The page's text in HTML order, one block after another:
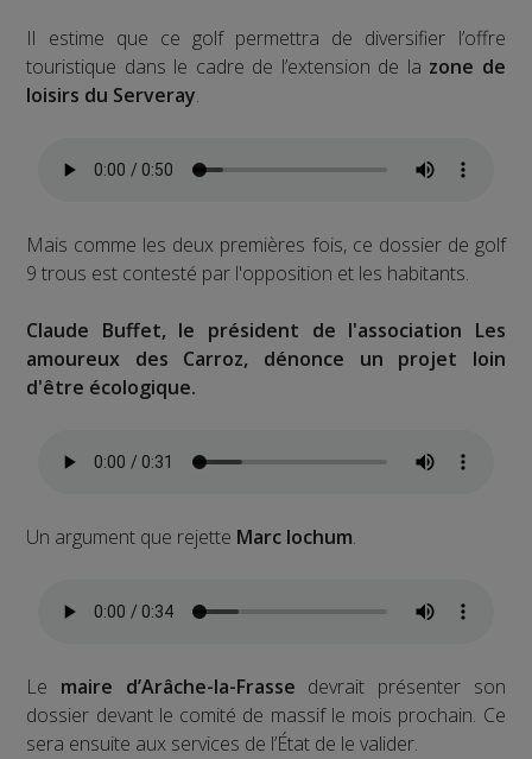
Il estime que ce golf permettra de diversifier l’offre
touristique dans le cadre de l’extension de la zone de
loisirs du Serveray.
Mais comme les deux premières fois, ce dossier de golf
9 trous est contesté par l'opposition et les habitants.
Claude Buffet, le président de l'association Les
amoureux des Carroz, dénonce un projet loin
d'être écologique.
Un argument que rejette Marc Iochum.
Le maire d’Arâche-la-Frasse devrait présenter son
dossier devant le comité de massif le mois prochain. Ce
sera ensuite aux services de l’État de le valider.